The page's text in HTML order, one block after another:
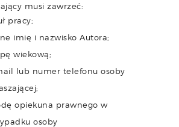
musi zawrzeć:
pracy;
imię i nazwisko Autora;
wiekową;
lub numer telefonu osoby
opiekuna prawnego w
osoby